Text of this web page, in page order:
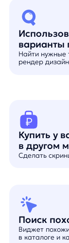
Удобный
для вашей
Когда нужно
закупки или
похожие на
1.
Вы
товарный
в формате YML